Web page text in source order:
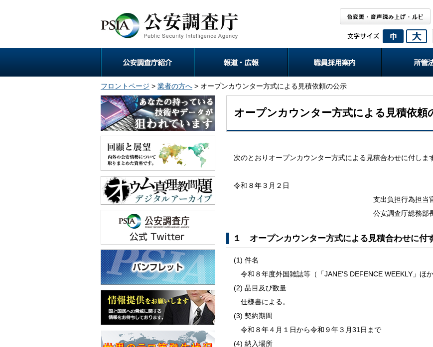
総合職採用情報
一般職採用情報
選考採用情報
任期付職員採用情報
経験者採用情報
障害者採用情報
中途採用者選考試験
（就職氷河期世代）
説明会情報
お問い合わせ先
フロントページ > 業者の方へ > オープンカウンター方式による見積依頼の公示
オープンカウンター方式による見積依頼
次のとおりオープンカウンター方式による見積合わせに付しま
令和８年３月２日
支出負担行為担当
公安調査庁総務部長 渡
１ オープンカウンター方式による見積合わせに付
(1) 件名
令和８年度外国雑誌等（「JANE'S DEFENCE WEEKLY」ほか
(2) 品目及び数量
仕様書による。
(3) 契約期間
令和８年４月１日から令和９年３月31日まで
(4) 納入場所